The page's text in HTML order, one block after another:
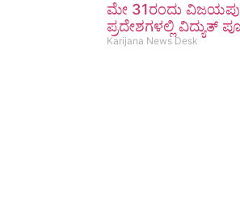
ಮೇ 31ರಂದು
ಪ್ರದೇಶಗಳಲ್ಲಿ ವಿದ್ಯುತ್
Karijana News Desk